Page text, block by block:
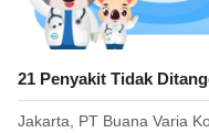
21 Penyakit Tidak
Jakarta, PT Buana Varia